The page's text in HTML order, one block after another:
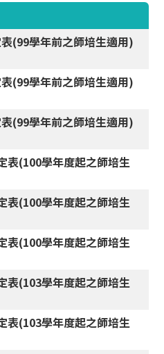
(99學年前之師培生適用)
(99學年前之師培生適用)
(99學年前之師培生適用)
表(100學年度起之師培生
表(100學年度起之師培生
表(100學年度起之師培生
表(103學年度起之師培生
表(103學年度起之師培生